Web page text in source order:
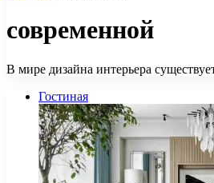
современной
В мире дизайна интерьера
Гостиная